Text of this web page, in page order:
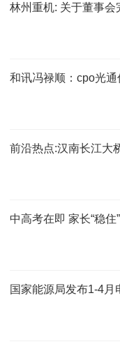
林州重机: 关于董事
和讯冯禄顺：cpo光
前沿热点:汉南长江大
中高考在即 家长“稳住
国家能源局发布1-4月